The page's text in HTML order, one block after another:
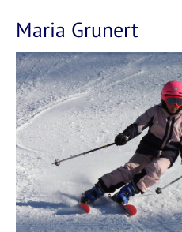
Maria Grunert